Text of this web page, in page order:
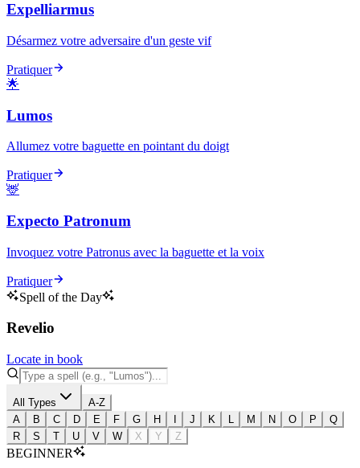
Expelliarmus
Désarmez votre adversaire d'un geste vif
Pratiquer
🌟
Lumos
Allumez votre baguette en pointant du doigt
Pratiquer
🦌
Expecto Patronum
Invoquez votre Patronus avec la baguette et la voix
Pratiquer
Spell of the Day
Revelio
Locate in book
All Types
A-Z
A
B C D E F G H J K L M N O P
Q
R
S T U V W X Y Z
BEGINNER